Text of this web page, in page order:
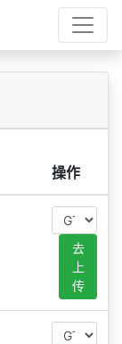
操作
去
上
传